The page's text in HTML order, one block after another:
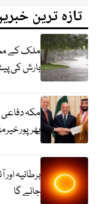
تازہ ترین
ملک کے
بارش کی
مکہ
بھرپور
جائے گا